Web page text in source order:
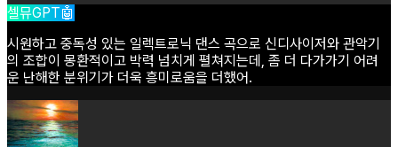
셀뮤GPT🤖
시원하고 중독성 있는 일렉트로닉 댄스 곡으로 신디사이저와 관악기
의 조합이 몽환적이고 박력 넘치게 펼쳐지는데, 좀 더 다가가기 어려
운 난해한 분위기가 더욱 흥미로움을 더했어.